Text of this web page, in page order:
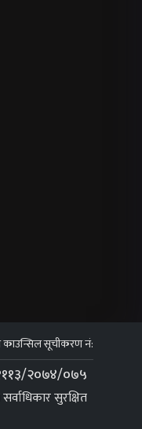
काउन्सिल सूचीकरण नं:
२०७४/०७५
सुरक्षित